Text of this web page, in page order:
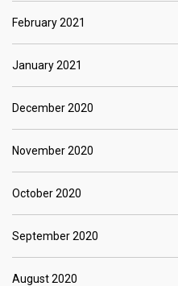
February 2021
January 2021
December 2020
November 2020
October 2020
September 2020
August 2020